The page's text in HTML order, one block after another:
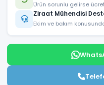
Ürün sorunlu gelirse
Ziraat Mühendisi
Ekim ve bakım